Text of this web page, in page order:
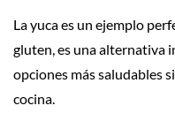
La yuca es un ejemplo
gluten, es una alternativa
opciones más saludables
cocina.